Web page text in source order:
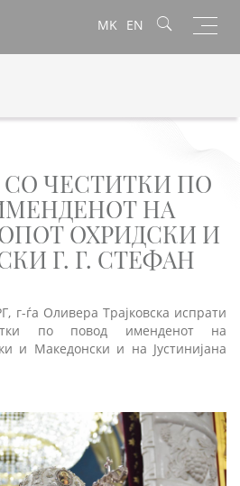
MK EN
СО ЧЕСТИТКИ ПО
НА
ОХРИДСКИ И
Г. Г. СТЕФАН
г-ѓа Оливера Трајковска испрати
по повод именденот на
и Македонски и на Јустинијана